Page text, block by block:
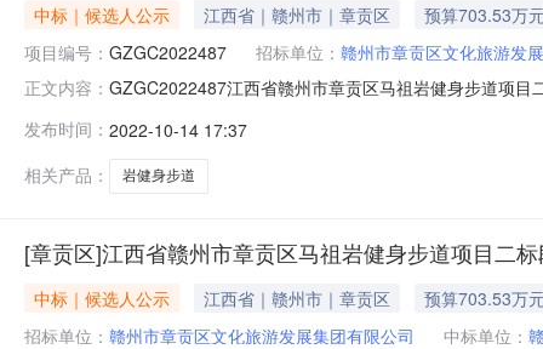
中标｜候选人公示 江西省｜赣州市｜章贡区
预算703.53万
项目编号： GZGC2022487 招标单位： 赣州市章贡区文化旅游发
正文内容： GZGC2022487江西省赣州市章贡区马祖岩健身步道项
容。招标控制价7035265.25元开标时间2022年10月12
丰建设工程有
发布时间： 2022-10-14 17:37
相关产品：
岩健身步道
[章贡区]江西省赣州市章贡区马祖岩健身步道项目二
中标｜候选人公示 江西省｜赣州市｜章贡区
预算703.53万
招标单位： 赣州市章贡区文化旅游发展集团有限公司 中标单位：